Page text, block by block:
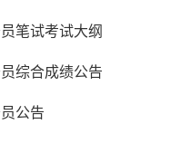
笔试考试大纲
综合成绩公告
公告